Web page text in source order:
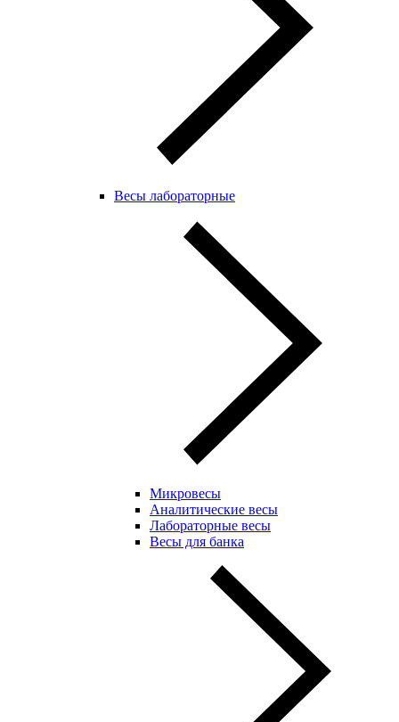
Весы лабораторные
Микровесы
Аналитические весы
Лабораторные весы
Весы для банка